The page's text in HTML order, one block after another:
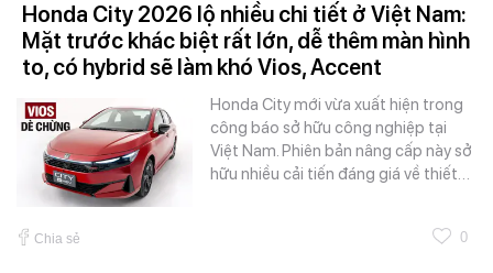
Honda City 2026 lộ nhiều chi tiết ở Việt Nam:
Mặt trước khác biệt rất lớn, dễ thêm màn hình
to, có hybrid sẽ làm khó Vios, Accent
Honda City mới vừa xuất hiện trong
công báo sở hữu công nghiệp tại
Việt Nam. Phiên bản nâng cấp này sở
hữu nhiều cải tiến đáng giá về thiết…
Chia sẻ 0